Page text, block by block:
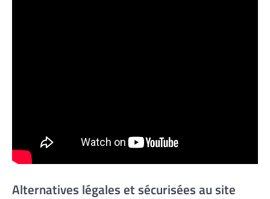
Alternatives légales et sécurisées au site